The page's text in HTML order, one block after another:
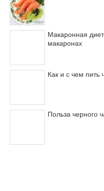
Макаронная
макаронах
Как и с чем пить
Польза черного